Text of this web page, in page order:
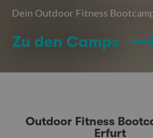
Dein Outdoor Fitness
Zu den Camps
Outdoor Fitness
Erfurt